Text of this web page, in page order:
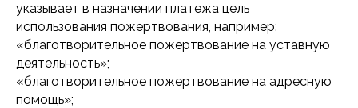
указывает в назначении платежа цель
использования пожертвования, например:
«благотворительное пожертвование на уставную
деятельность»;
«благотворительное пожертвование на адресную
помощь»;